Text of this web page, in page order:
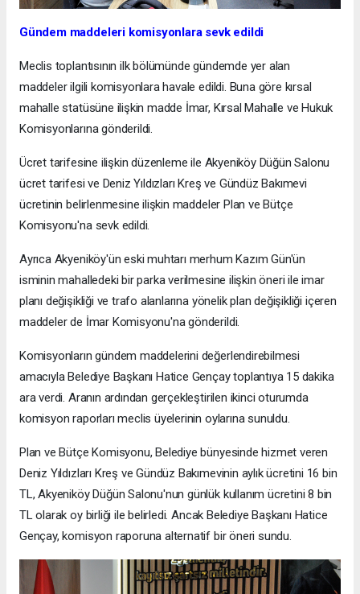
Gündem maddeleri komisyonlara sevk edildi
Meclis toplantısının ilk bölümünde gündemde yer alan
maddeler ilgili komisyonlara havale edildi. Buna göre kırsal
mahalle statüsüne ilişkin madde İmar, Kırsal Mahalle ve Hukuk
Komisyonlarına gönderildi.
Ücret tarifesine ilişkin düzenleme ile Akyeniköy Düğün Salonu
ücret tarifesi ve Deniz Yıldızları Kreş ve Gündüz Bakımevi
ücretinin belirlenmesine ilişkin maddeler Plan ve Bütçe
Komisyonu'na sevk edildi.
Ayrıca Akyeniköy'ün eski muhtarı merhum Kazım Gün'ün
isminin mahalledeki bir parka verilmesine ilişkin öneri ile imar
planı değişikliği ve trafo alanlarına yönelik plan değişikliği içeren
maddeler de İmar Komisyonu'na gönderildi.
Komisyonların gündem maddelerini değerlendirebilmesi
amacıyla Belediye Başkanı Hatice Gençay toplantıya 15 dakika
ara verdi. Aranın ardından gerçekleştirilen ikinci oturumda
komisyon raporları meclis üyelerinin oylarına sunuldu.
Plan ve Bütçe Komisyonu, Belediye bünyesinde hizmet veren
Deniz Yıldızları Kreş ve Gündüz Bakımevinin aylık ücretini 16 bin
TL, Akyeniköy Düğün Salonu'nun günlük kullanım ücretini 8 bin
TL olarak oy birliği ile belirledi. Ancak Belediye Başkanı Hatice
Gençay, komisyon raporuna alternatif bir öneri sundu.